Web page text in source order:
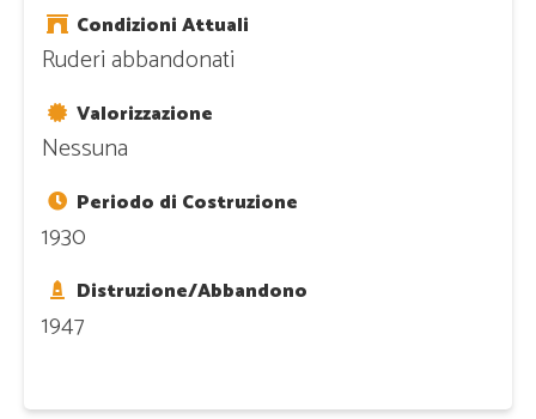
Condizioni Attuali
Ruderi abbandonati
Valorizzazione
Nessuna
Periodo di Costruzione
1930
Distruzione/Abbandono
1947